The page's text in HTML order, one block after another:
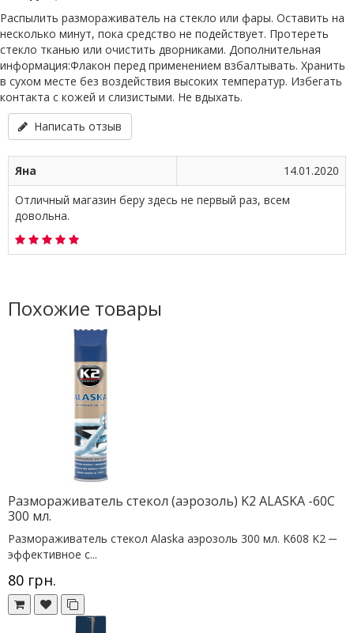
Распылить размораживатель на стекло или фары. Оставить на
несколько минут, пока средство не подействует. Протереть
стекло тканью или очистить дворниками. Дополнительная
информация:Флакон перед применением взбалтывать. Хранить
в сухом месте без воздействия высоких температур. Избегать
контакта с кожей и слизистыми. Не вдыхать.
Написать отзыв
Яна
14.01.2020
Отличный магазин беру здесь не первый раз, всем
довольна.
Похожие товары
Размораживатель стекол (аэрозоль) K2 ALASKA -60C
300 мл.
Размораживатель стекол Alaska аэрозоль 300 мл. K608 K2 ─
эффективное с...
80 грн.